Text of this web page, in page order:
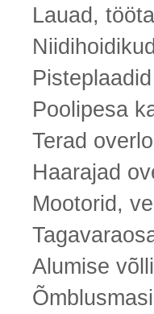
Lauad,
Poolipesa
Terad
Haarajad
Mootorid,
Alumise